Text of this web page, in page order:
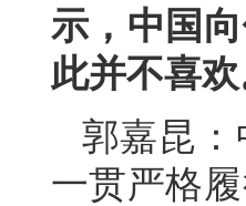
示，中国
此并不喜
郭嘉昆
一贯严格